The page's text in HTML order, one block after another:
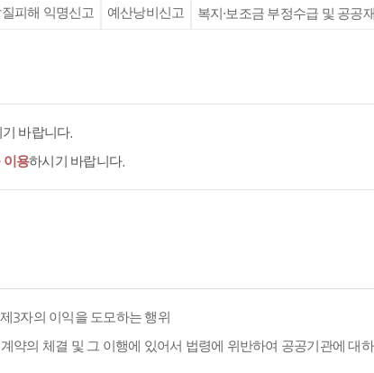
피해 익명신고 예산낭비신고 복지·보조금 부정수급 및 공공
바랍니다.
이용하시기 바랍니다.
3자의 이익을 도모하는 행위
약의 체결 및 그 이행에 있어서 법령에 위반하여 공공기관에 대